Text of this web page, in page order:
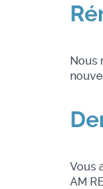
Nous
Vous
AM